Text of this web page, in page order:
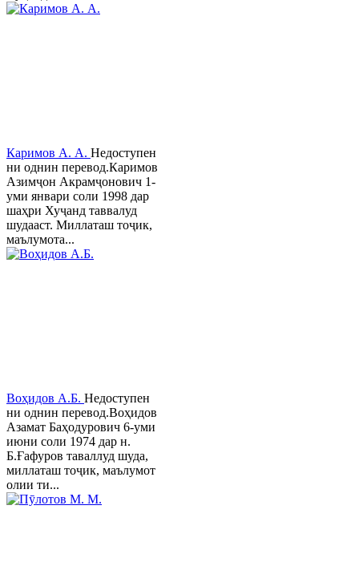
Каримов А. А. Недоступен
ни однин перевод.Каримов
Азимҷон Акрамҷонович 1-
уми январи соли 1998 дар
шаҳри Хуҷанд таввалуд
шудааст. Миллаташ тоҷик,
маълумота...
Воҳидов А.Б. Недоступен
ни однин перевод.Воҳидов
Азамат Баҳодурович 6-уми
июни соли 1974 дар н.
Б.Ғафуров таваллуд шуда,
миллаташ тоҷик, маълумот
олии ти...